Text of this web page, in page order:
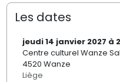
Les dates
jeudi 14 janvier 2027 à
Centre culturel Wanze
4520 Wanze
Liège